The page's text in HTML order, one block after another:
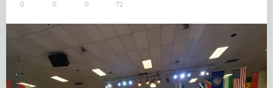
0 0 0 72